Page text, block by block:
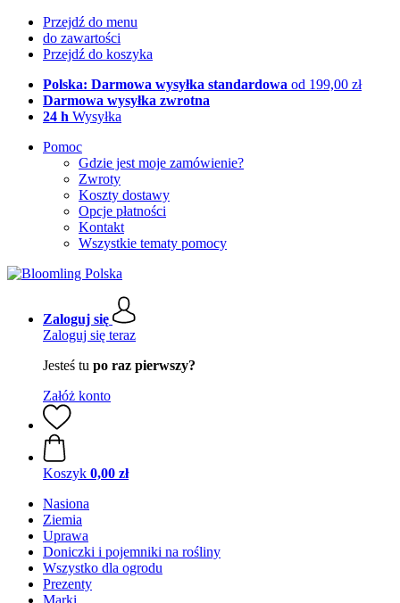
Przejdź do menu
do zawartości
Przejdź do koszyka
Polska: Darmowa wysyłka standardowa od 199,00 zł
Darmowa wysyłka zwrotna
24 h Wysyłka
Pomoc
Gdzie jest moje zamówienie?
Zwroty
Koszty dostawy
Opcje płatności
Kontakt
Wszystkie tematy pomocy
Zaloguj się
Zaloguj się teraz
Jesteś tu po raz pierwszy?
Załóż konto
Koszyk 0,00 zł
Nasiona
Ziemia
Uprawa
Doniczki i pojemniki na rośliny
Wszystko dla ogrodu
Prezenty
Marki